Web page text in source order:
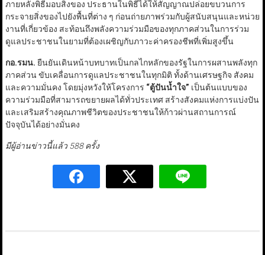
ภายหลังพิธีมอบสิ่งของ ประธานในพิธีได้ให้สัญญาณปล่อยขบวนการ
กระจายสิ่งของไปยังพื้นที่ต่าง ๆ ก่อนถ่ายภาพร่วมกับผู้สนับสนุนและหน่วย
งานที่เกี่ยวข้อง สะท้อนถึงพลังความร่วมมือของทุกภาคส่วนในการร่วม
ดูแลประชาชนในยามที่ต้องเผชิญกับภาวะค่าครองชีพที่เพิ่มสูงขึ้น
กอ.รมน. ยืนยันเดินหน้าบทบาทเป็นกลไกหลักของรัฐในการผสานพลังทุก
ภาคส่วน ขับเคลื่อนการดูแลประชาชนในทุกมิติ ทั้งด้านเศรษฐกิจ สังคม
และความมั่นคง โดยมุ่งหวังให้โครงการ “ตู้ปันน้ำใจ” เป็นต้นแบบของ
ความร่วมมือที่สามารถขยายผลได้ทั่วประเทศ สร้างสังคมแห่งการแบ่งปัน
และเสริมสร้างคุณภาพชีวิตของประชาชนให้ก้าวผ่านสถานการณ์
ปัจจุบันได้อย่างมั่นคง
มีผู้อ่านข่าวนี้แล้ว 588 ครั้ง